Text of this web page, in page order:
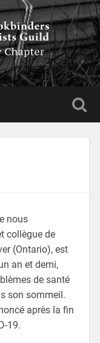
nous
collègue de
(Ontario), est
an et demi,
de santé
son sommeil.
après la fin
19.